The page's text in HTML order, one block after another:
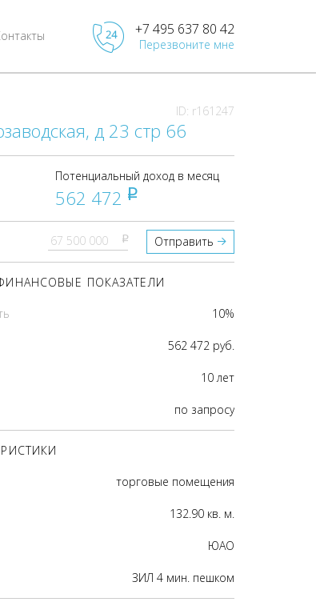
+7 495 637 80 42
Перезвоните мне
ID: r161247
д 23 стр 66
Потенциальный доход в месяц
562 472 pуб
pуб Отправить
ПОКАЗАТЕЛИ
10%
562 472 руб.
10 лет
по запросу
торговые помещения
132.90 кв. м.
ЮАО
ЗИЛ 4 мин. пешком